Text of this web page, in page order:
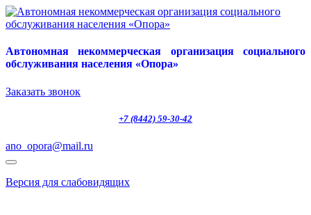
Автономная некоммерческая организация социального
обслуживания населения «Опора»
Заказать звонок
+7 (8442) 59-30-42
ano_opora@mail.ru
Версия для слабовидящих